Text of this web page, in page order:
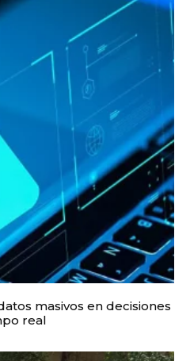
masivos en decisiones
real